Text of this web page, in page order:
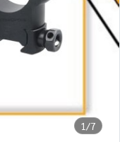
1/7